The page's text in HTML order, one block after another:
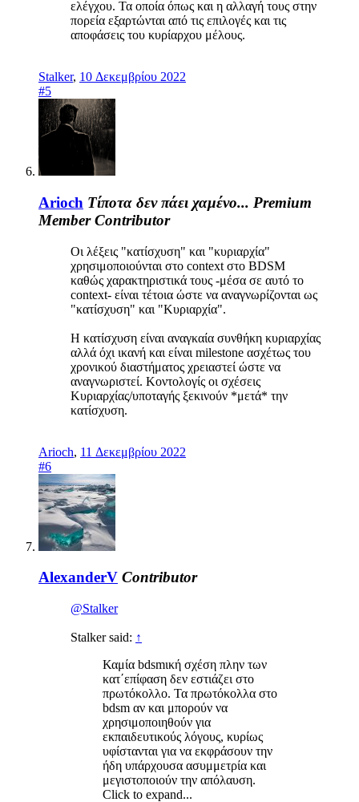
ελέγχου. Τα οποία όπως και η αλλαγή τους στην
πορεία εξαρτώνται από τις επιλογές και τις
αποφάσεις του κυρίαρχου μέλους.
Stalker, 10 Δεκεμβρίου 2022
#5
Arioch Τίποτα δεν πάει χαμένο... Premium
Member Contributor
Οι λέξεις "κατίσχυση" και "κυριαρχία"
χρησιμοποιούνται στο context στο BDSM
καθώς χαρακτηριστικά τους -μέσα σε αυτό το
context- είναι τέτοια ώστε να αναγνωρίζονται ως
"κατίσχυση" και "Κυριαρχία".
Η κατίσχυση είναι αναγκαία συνθήκη κυριαρχίας
αλλά όχι ικανή και είναι milestone ασχέτως του
χρονικού διαστήματος χρειαστεί ώστε να
αναγνωριστεί. Κοντολογίς οι σχέσεις
Κυριαρχίας/υποταγής ξεκινούν *μετά* την
κατίσχυση.
Arioch, 11 Δεκεμβρίου 2022
#6
AlexanderV Contributor
@Stalker
Stalker said: ↑
Καμία bdsmική σχέση πλην των
κατ΄επίφαση δεν εστιάζει στο
πρωτόκολλο. Τα πρωτόκολλα στο
bdsm αν και μπορούν να
χρησιμοποιηθούν για
εκπαιδευτικούς λόγους, κυρίως
υφίστανται για να εκφράσουν την
ήδη υπάρχουσα ασυμμετρία και
μεγιστοποιούν την απόλαυση.
Click to expand...